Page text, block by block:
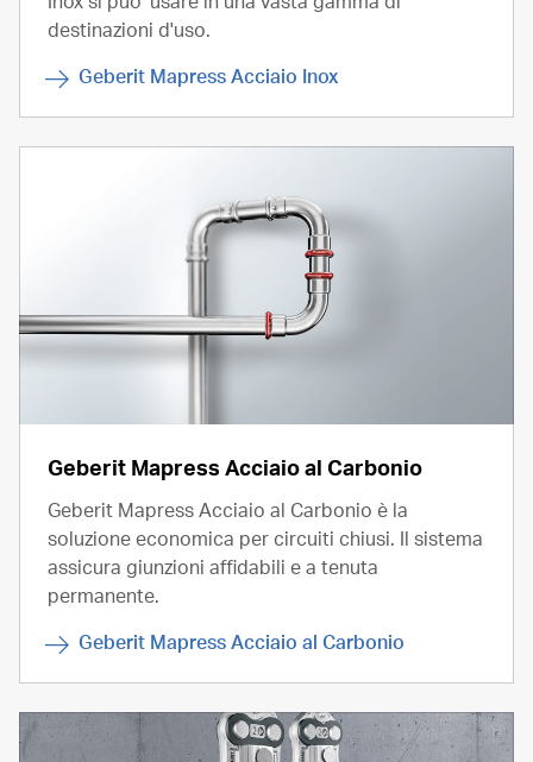
destinazioni d'uso.
Geberit Mapress Acciaio Inox
Geberit Mapress Acciaio al Carbonio
Geberit Mapress Acciaio al Carbonio è la
soluzione economica per circuiti chiusi. Il sistema
assicura giunzioni affidabili e a tenuta
permanente.
Geberit Mapress Acciaio al Carbonio